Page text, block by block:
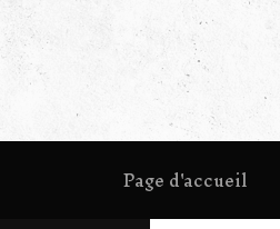
Page d'accueil